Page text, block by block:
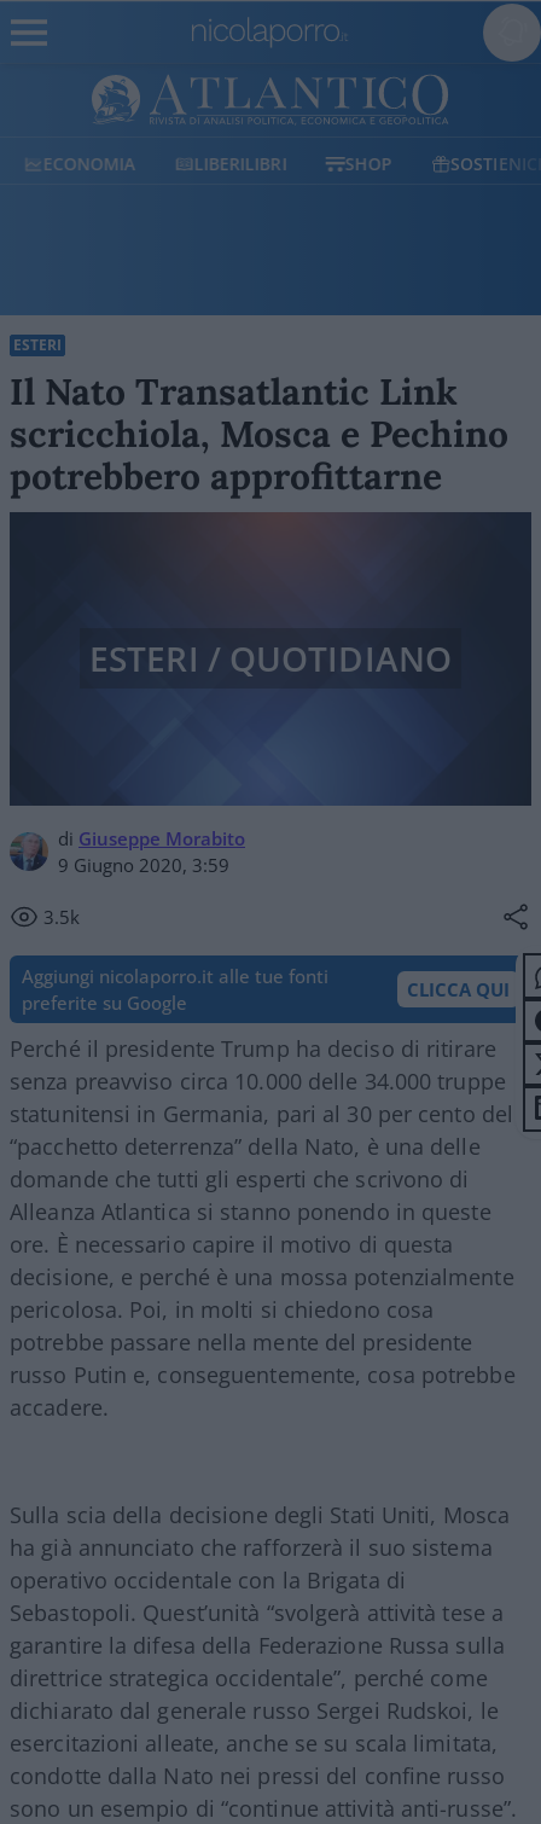
ECONOMIA LIBERILIBRI SHOP SOSTIENICI
ESTERI
Il Nato Transatlantic Link
scricchiola, Mosca e Pechino
potrebbero approfittarne
di Giuseppe Morabito
9 Giugno 2020, 3:59
3.5k
ESTERI / QUOTIDIANO
Aggiungi nicolaporro.it alle tue fonti
preferite su Google
CLICCA QUI
Perché il presidente Trump ha deciso di ritirare
senza preavviso circa 10.000 delle 34.000 truppe
statunitensi in Germania, pari al 30 per cento del
“pacchetto deterrenza” della Nato, è una delle
domande che tutti gli esperti che scrivono di
Alleanza Atlantica si stanno ponendo in queste
ore. È necessario capire il motivo di questa
decisione, e perché è una mossa potenzialmente
pericolosa. Poi, in molti si chiedono cosa
potrebbe passare nella mente del presidente
russo Putin e, conseguentemente, cosa potrebbe
accadere.
Sulla scia della decisione degli Stati Uniti, Mosca
ha già annunciato che rafforzerà il suo sistema
operativo occidentale con la Brigata di
Sebastopoli. Quest’unità “svolgerà attività tese a
garantire la difesa della Federazione Russa sulla
direttrice strategica occidentale”, perché come
dichiarato dal generale russo Sergei Rudskoi, le
esercitazioni alleate, anche se su scala limitata,
condotte dalla Nato nei pressi del confine russo
sono un esempio di “continue attività anti-russe”.